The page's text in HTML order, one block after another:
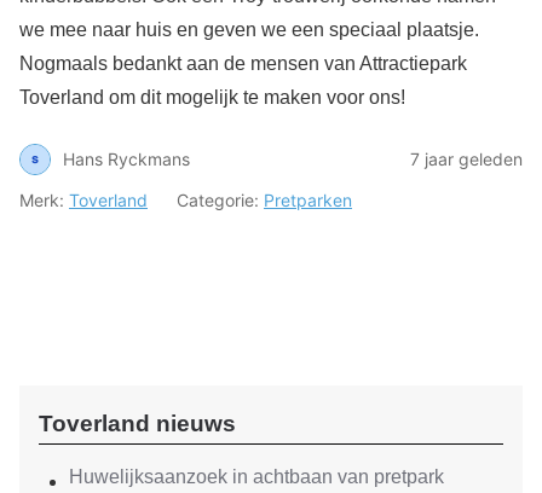
we mee naar huis en geven we een speciaal plaatsje.
Nogmaals bedankt aan de mensen van Attractiepark
Toverland om dit mogelijk te maken voor ons!
Hans Ryckmans
7 jaar geleden
Merk: Toverland Categorie: Pretparken
Toverland nieuws
Huwelijksaanzoek in achtbaan van pretpark